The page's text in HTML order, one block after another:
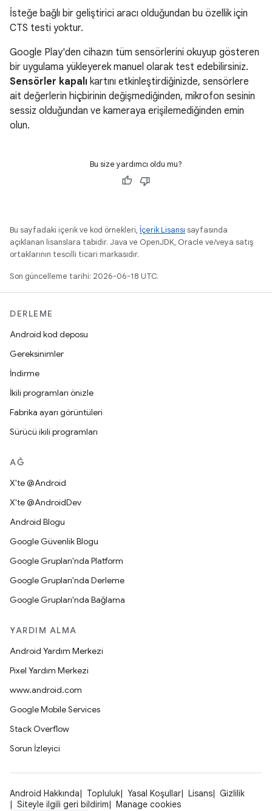
İsteğe bağlı bir geliştirici aracı olduğundan bu özellik için
CTS testi yoktur.
Google Play'den cihazın tüm sensörlerini okuyup gösteren
bir uygulama yükleyerek manuel olarak test edebilirsiniz.
Sensörler kapalı kartını etkinleştirdiğinizde, sensörlere
ait değerlerin hiçbirinin değişmediğinden, mikrofon sesinin
sessiz olduğundan ve kameraya erişilemediğinden emin
olun.
Bu size yardımcı oldu mu?
Bu sayfadaki içerik ve kod örnekleri, İçerik Lisansı sayfasında
açıklanan lisanslara tabidir. Java ve OpenJDK, Oracle ve/veya satış
ortaklarının tescilli ticari markasıdır.
Son güncelleme tarihi: 2026-06-18 UTC.
DERLEME
Android kod deposu
Gereksinimler
İndirme
İkili programları önizle
Fabrika ayarı görüntüleri
Sürücü ikili programları
AĞ
X'te @Android
X'te @AndroidDev
Android Blogu
Google Güvenlik Blogu
Google Grupları'nda Platform
Google Grupları'nda Derleme
Google Grupları'nda Bağlama
YARDIM ALMA
Android Yardım Merkezi
Pixel Yardım Merkezi
www.android.com
Google Mobile Services
Stack Overflow
Sorun İzleyici
Android Hakkında Topluluk Yasal Koşullar Lisans
Gizlilik
Siteyle ilgili geri bildirim
Manage cookies